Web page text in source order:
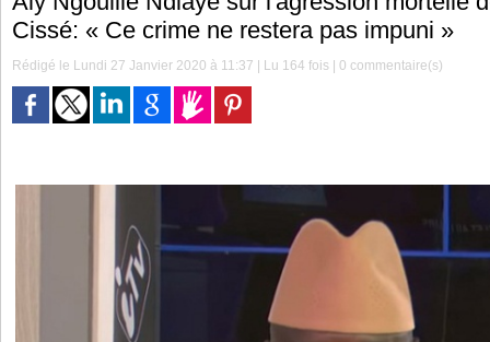
Cissé: « Ce crime ne restera pas impuni »
Rédigé le Lundi 27 Janvier 2020 à 11:37 | Lu 164 fois |0 commentaire(s)